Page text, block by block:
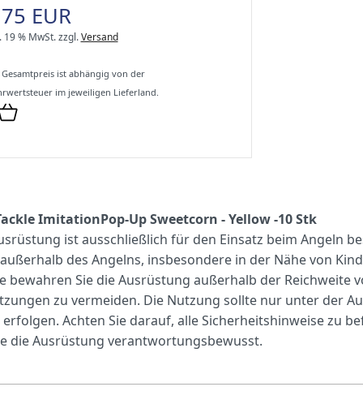
EUR
19 % MwSt.zzgl.Versand
ist abhängig von der
im jeweiligen Lieferland.
ImitationPop-Up Sweetcorn - Yellow -10 Stk
ist ausschließlich für den Einsatz beim Angeln
des Angelns, insbesondere in der Nähe von
bewahren Sie die Ausrüstung außerhalb der Reichweite
zu vermeiden. Die Nutzung sollte nur unter der
Achten Sie darauf, alle Sicherheitshinweise zu
die Ausrüstung verantwortungsbewusst.